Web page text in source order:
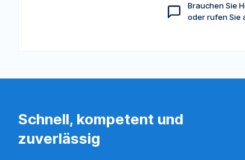
Brauchen Sie
oder rufen Sie
Schnell, kompetent und
zuverlässig